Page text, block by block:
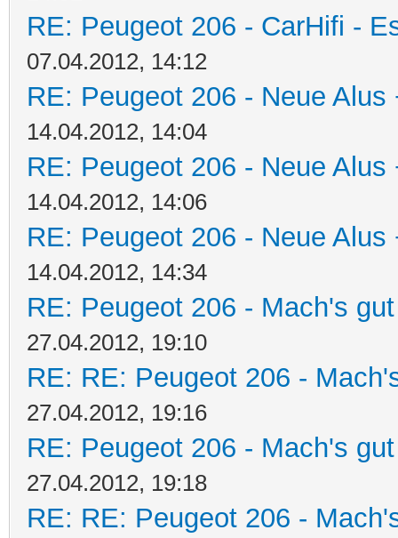
RE: Peugeot 206 - CarHifi -
07.04.2012, 14:12
RE: Peugeot 206 - Neue Alus
14.04.2012, 14:04
RE: Peugeot 206 - Neue Alus
14.04.2012, 14:06
RE: Peugeot 206 - Neue Alus
14.04.2012, 14:34
RE: Peugeot 206 - Mach's
27.04.2012, 19:10
RE: RE: Peugeot 206 -
27.04.2012, 19:16
RE: Peugeot 206 - Mach's
27.04.2012, 19:18
RE: RE: Peugeot 206 -